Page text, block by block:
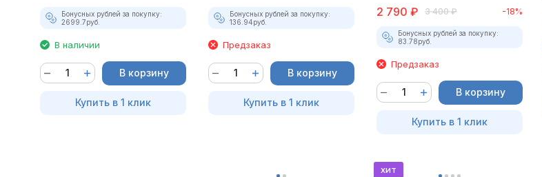
Бонусных рублей за покупку:
2699.7руб.
В наличии
В корзину
Купить в 1 клик
Бонусных рублей за покупку:
136.94руб.
Предзаказ
В корзину
Купить в 1 клик
2 790 ₽ 3 400 ₽ -18%
Бонусных рублей за покупку:
83.78руб.
Предзаказ
В корзину
Купить в 1 клик
хит